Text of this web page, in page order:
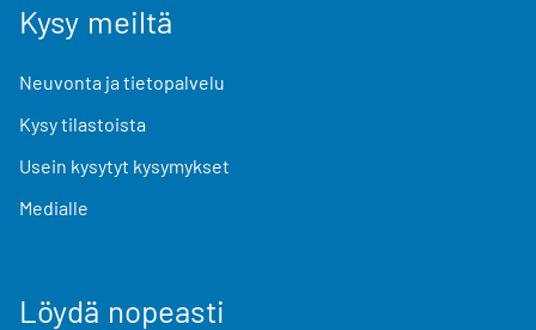
Kysy meiltä
Neuvonta ja tietopalvelu
Kysy tilastoista
Usein kysytyt kysymykset
Medialle
Löydä nopeasti